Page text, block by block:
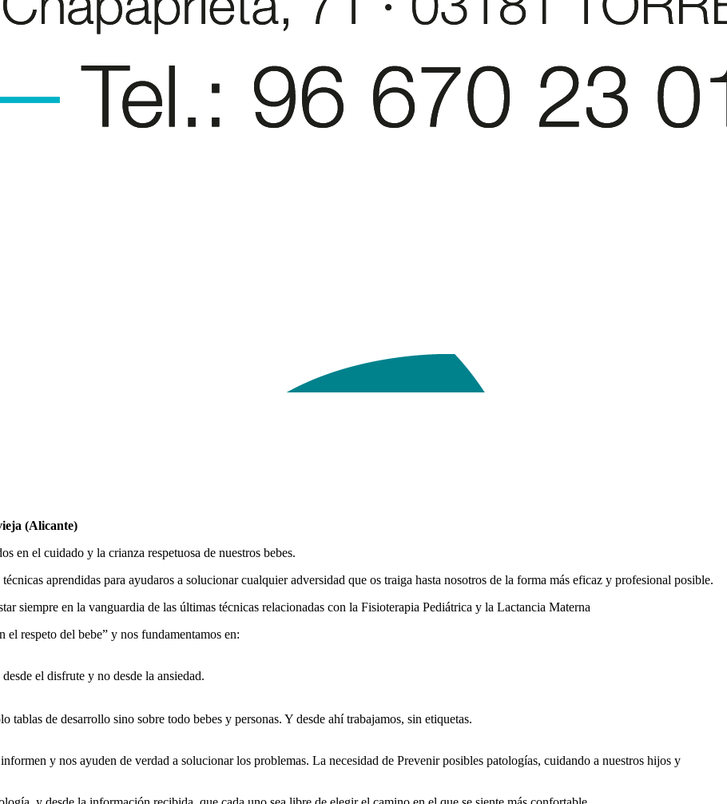
(Alicante)
en el cuidado y la crianza respetuosa de nuestros bebes.
aprendidas para ayudaros a solucionar cualquier adversidad que os traiga hasta nosotros de la forma más eficaz y profesional posible.
siempre en la vanguardia de las últimas técnicas relacionadas con la Fisioterapia Pediátrica y la Lactancia Materna
respeto del bebe” y nos fundamentamos en:
el disfrute y no desde la ansiedad.
de desarrollo sino sobre todo bebes y personas. Y desde ahí trabajamos, sin etiquetas.
y nos ayuden de verdad a solucionar los problemas. La necesidad de Prevenir posibles patologías, cuidando a nuestros hijos y